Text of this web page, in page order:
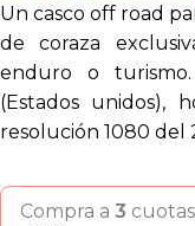
Un casco off road
de coraza
enduro o
(Estados unidos),
resolución 1080 del
Compra a 3